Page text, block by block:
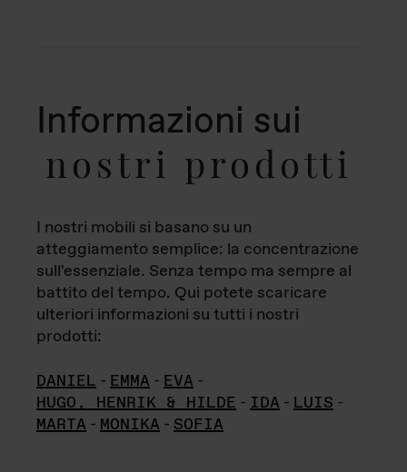
Informazioni sui
nostri prodotti
I nostri mobili si basano su un
atteggiamento semplice: la concentrazione
sull'essenziale. Senza tempo ma sempre al
battito del tempo. Qui potete scaricare
ulteriori informazioni su tutti i nostri
prodotti:
DANIEL - EMMA - EVA -
HUGO, HENRIK & HILDE - IDA - LUIS -
MARTA - MONIKA - SOFIA